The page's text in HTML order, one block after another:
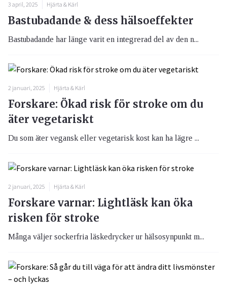
3 april, 2025 Hjärta & Kärl
Bastubadande & dess hälsoeffekter
Bastubadande har länge varit en integrerad del av den n...
2 januari, 2025 Hjärta & Kärl
Forskare: Ökad risk för stroke om du
äter vegetariskt
Du som äter vegansk eller vegetarisk kost kan ha lägre ...
2 januari, 2025 Hjärta & Kärl
Forskare varnar: Lightläsk kan öka
risken för stroke
Många väljer sockerfria läskedrycker ur hälsosynpunkt m...